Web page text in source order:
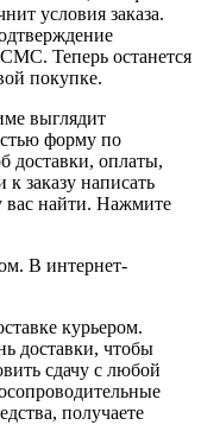
условия заказа.
Теперь останется
покупке.
выглядит
форму по
доставки, оплаты,
заказу написать
вас найти. Нажмите
В интернет-
курьером.
доставки, чтобы
сдачу с любой
получаете